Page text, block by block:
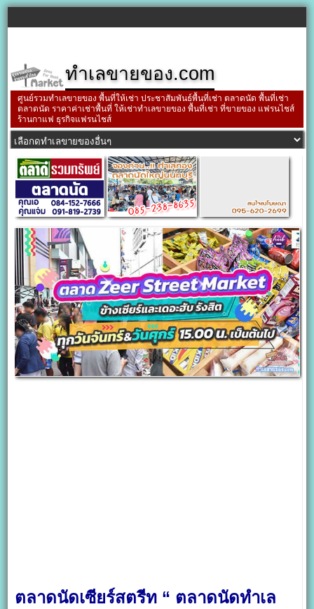
ทำเลขายของ.com
ศูนย์รวมทำเลขายของ พื้นที่ให้เช่า ประชาสัมพันธ์พื้นที่เช่า ตลาดนัด พื้นที่เช่า
ตลาดนัด ราคาค่าเช่าพื้นที่ ให้เช่าทำเลขายของ พื้นที่เช่า ที่ขายของ แฟรนไชส์
ร้านกาแฟ ธุรกิจแฟรนไชส์
ตลาดนัดเซียร์สตรีท “ ตลาดนัดทำเล